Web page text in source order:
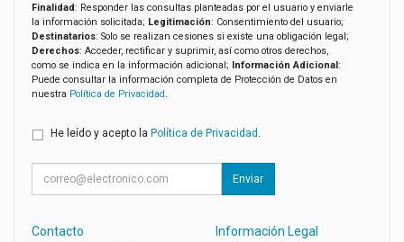
Finalidad: Responder las consultas planteadas por el usuario y enviarle
la información solicitada; Legitimación: Consentimiento del usuario;
Destinatarios: Solo se realizan cesiones si existe una obligación legal;
Derechos: Acceder, rectificar y suprimir, así como otros derechos,
como se indica en la información adicional; Información Adicional:
Puede consultar la información completa de Protección de Datos en
nuestra Política de Privacidad.
He leído y acepto la Política de Privacidad .
Enviar
Contacto
Información Legal